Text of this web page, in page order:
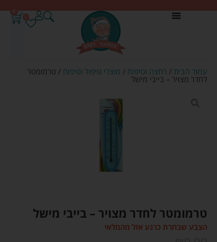
0
עמוד הבית / רחצה וטיפוח / מוצרי טיפול וטיפוח / טרמומטר
לחדר מצויר – בייבי מישל
טרמומטר לחדר מצויר – בייבי מישל
הצבע שבחרת כרגע אזל מהמלאי